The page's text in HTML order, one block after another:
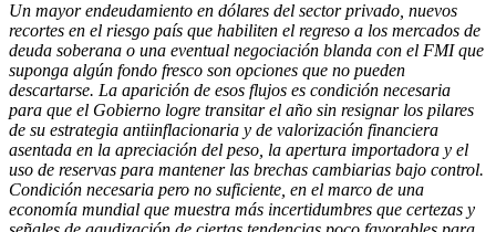
Un mayor endeudamiento en dólares del sector privado, nuevos
recortes en el riesgo país que habiliten el regreso a los mercados de
deuda soberana o una eventual negociación blanda con el FMI que
suponga algún fondo fresco son opciones que no pueden
descartarse. La aparición de esos flujos es condición necesaria
para que el Gobierno logre transitar el año sin resignar los pilares
de su estrategia antiinflacionaria y de valorización financiera
asentada en la apreciación del peso, la apertura importadora y el
uso de reservas para mantener las brechas cambiarias bajo control.
Condición necesaria pero no suficiente, en el marco de una
economía mundial que muestra más incertidumbres que certezas y